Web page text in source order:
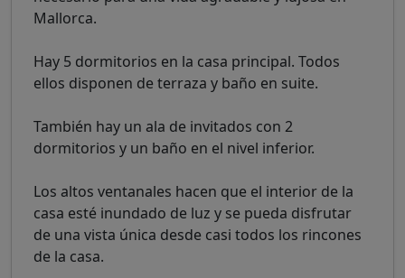
Mallorca.
Hay 5 dormitorios en la casa principal. Todos
ellos disponen de terraza y baño en suite.
También hay un ala de invitados con 2
dormitorios y un baño en el nivel inferior.
Los altos ventanales hacen que el interior de la
casa esté inundado de luz y se pueda disfrutar
de una vista única desde casi todos los rincones
de la casa.